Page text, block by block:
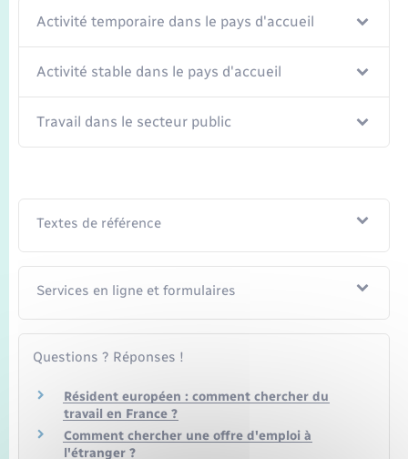
Activité temporaire dans le pays d'accueil
Activité stable dans le pays d'accueil
Travail dans le secteur public
Textes de référence
Services en ligne et formulaires
Questions ? Réponses !
Résident européen : comment chercher du
travail en France ?
Comment chercher une offre d'emploi à
l'étranger ?